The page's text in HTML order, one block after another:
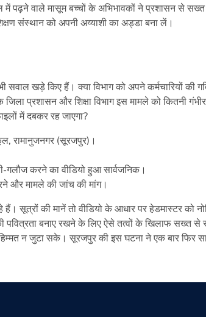
पढ़ने वाले मासूम बच्चों के अभिभावकों ने प्रशासन से सख्त
संस्थान को अपनी अय्याशी का अड्डा बना लें।
सवाल खड़े किए हैं। क्या विभाग को अपने कर्मचारियों की
जिला प्रशासन और शिक्षा विभाग इस मामले को कितनी
में दबकर रह जाएगा?
रामानुजनगर (सूरजपुर)।
करने का वीडियो हुआ सार्वजनिक।
और मामले की जांच की मांग।
हैं। सूत्रों की मानें तो वीडियो के आधार पर हेडमास्टर को
पवित्रता बनाए रखने के लिए ऐसे तत्वों के खिलाफ सख्त से
न जुटा सके। सूरजपुर की इस घटना ने एक बार फिर